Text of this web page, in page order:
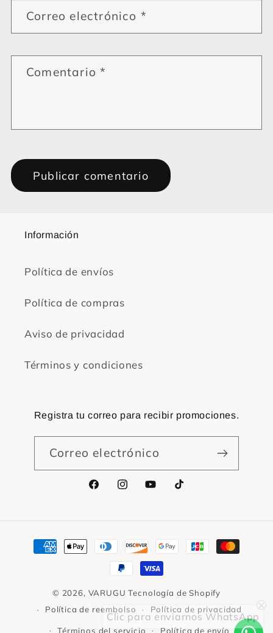
Correo electrónico *
Comentario*
Información
Política de envíos
Política de compras
Aviso de privacidad
Términos y condiciones
Registra tu correo para recibir promociones.
Correo electrónico
FacebookInstagramYouTubeTikTok
Formas
de
© 2026, VARUGU Tecnología de Shopify
Política de reembolso
Política de privacidad
Términos del servicio Política de envío
Clic para enviarnos WhatsApp